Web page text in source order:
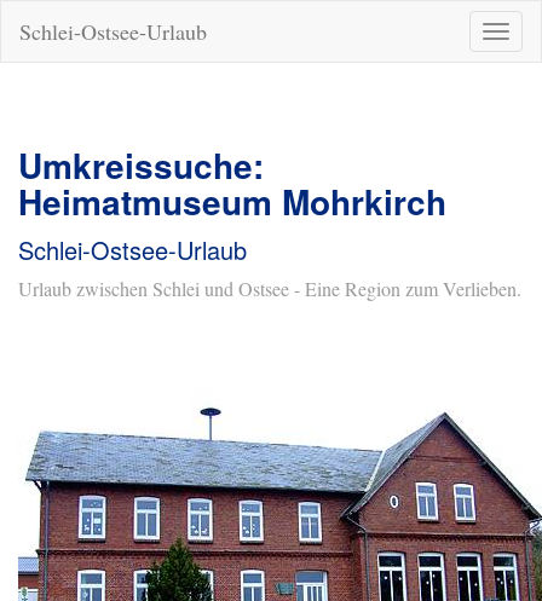
ein-/
Schlei-Ostsee-Urlaub
Umkreissuche:
Heimatmuseum Mohrkirch
Schlei-Ostsee-Urlaub
Urlaub zwischen Schlei und Ostsee - Eine Region zum Verlieben.